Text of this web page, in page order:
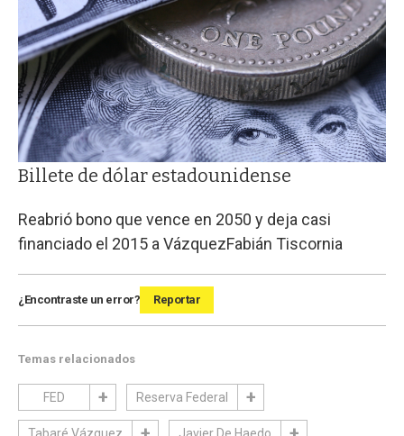
Billete de dólar estadounidense
Reabrió bono que vence en 2050 y deja casi
financiado el 2015 a VázquezFabián Tiscornia
¿Encontraste un error? Reportar
Temas relacionados
FED Reserva Federal